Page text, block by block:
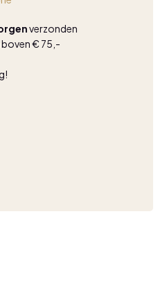
verzonden
€ 75,-